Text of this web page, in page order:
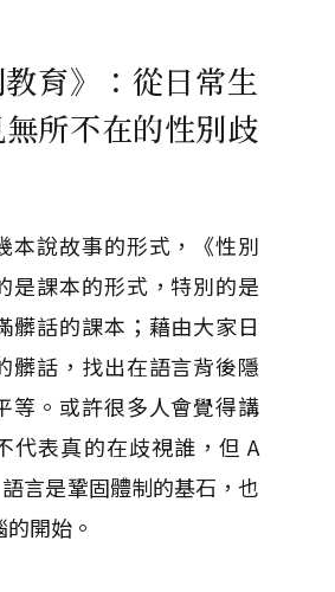
育》：從日常生
所不在的性別歧
本說故事的形式，《性別
是課本的形式，特別的是
髒話的課本；藉由大家日
髒話，找出在語言背後隱
等。或許很多人會覺得講
代表真的在歧視誰，但 A
言是鞏固體制的基石，也
開始。